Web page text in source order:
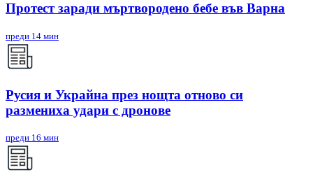
Протест заради мъртвородено бебе във Варна
преди 14 мин
Русия и Украйна през нощта отново си
размениха удари с дронове
преди 16 мин